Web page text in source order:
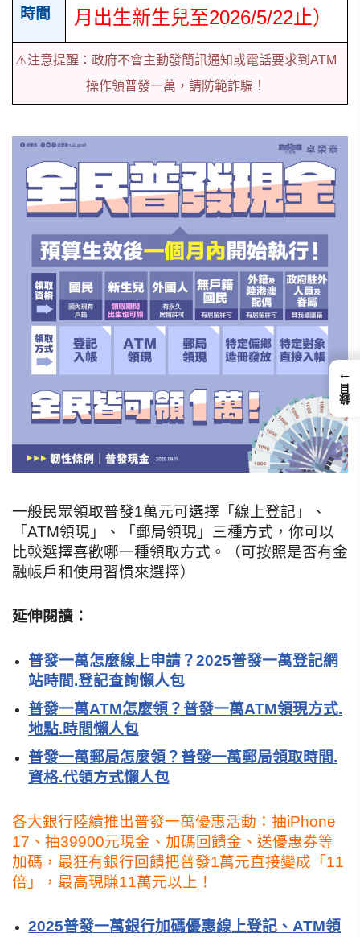
時間
月出生新生兒至2026/5/22止）
⚠️注意提醒：政府不會主動發簡訊通知或電話要求到ATM
操作領普發一萬，請防範詐騙！
一般民眾領取普發1萬元可選擇「線上登記」、
「ATM領現」、「郵局領現」三種方式，你可以
比較選擇喜歡哪一種領取方式。（可按照是否有金
融帳戶和使用習慣來選擇）
延伸閱讀：
普發一萬怎麼線上申請？2025普發一萬登記網
站時間.登記查詢懶人包
普發一萬ATM怎麼領？普發一萬ATM領現方式.
地點.時間懶人包
普發一萬郵局怎麼領？普發一萬郵局領取時間.
資格.代領方式懶人包
各大銀行陸續推出普發一萬優惠活動：抽iPhone
17、抽39900元現金、加碼回饋金、送優惠券等
加碼， 最狂有銀行回饋把普發1萬元直接變成「11
倍」，最高現賺11萬元以上！
2025普發一萬銀行加碼優惠線上登記、ATM領
←
錄目